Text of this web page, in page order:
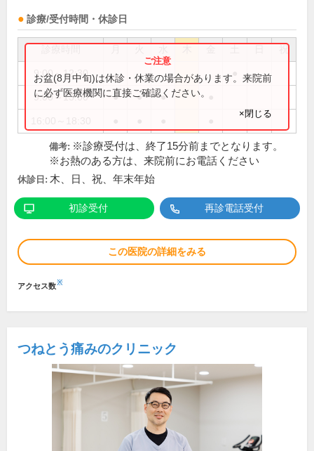
診療/受付時間・休診日
祝
9:00～12:30
9:00～13:00 ● ● ●
お盆(8月中旬)は休診・休業の場合があります。来院前
に必ず医療機関に直接ご確認ください。
×閉じる
備考: ※診療受付は、終了15分前までとなります。
※お熱のある方は、来院前にお電話ください
休診日: 木、日、祝、年末年始
初診受付 再診電話受付
この医院の詳細をみる
アクセス数※
つねとう痛みのクリニック